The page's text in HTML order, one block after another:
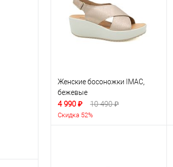
Женские босоножки IMAC,
бежевые
4 990 ₽ 10 490 ₽
Скидка 52%